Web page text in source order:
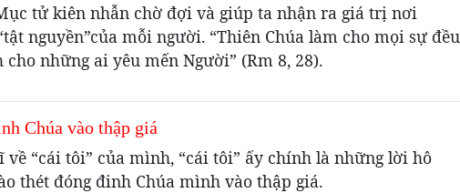
tử kiên nhẫn chờ đợi và giúp ta nhận ra giá trị nơi
nguyền”của mỗi người. “Thiên Chúa làm cho mọi sự đều
cho những ai yêu mến Người” (Rm 8, 28).
Chúa vào thập giá
về “cái tôi” của mình, “cái tôi” ấy chính là những lời hô
thét đóng đinh Chúa mình vào thập giá.